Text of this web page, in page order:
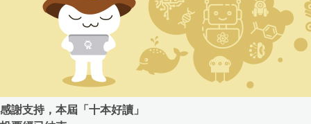
感謝支持，本屆「十本好讀」